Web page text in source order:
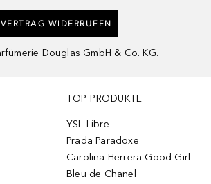
VERTRAG WIDERRUFEN
Douglas GmbH & Co. KG.
TOP PRODUKTE
YSL Libre
Prada Paradoxe
Carolina Herrera Good Girl
Bleu de Chanel